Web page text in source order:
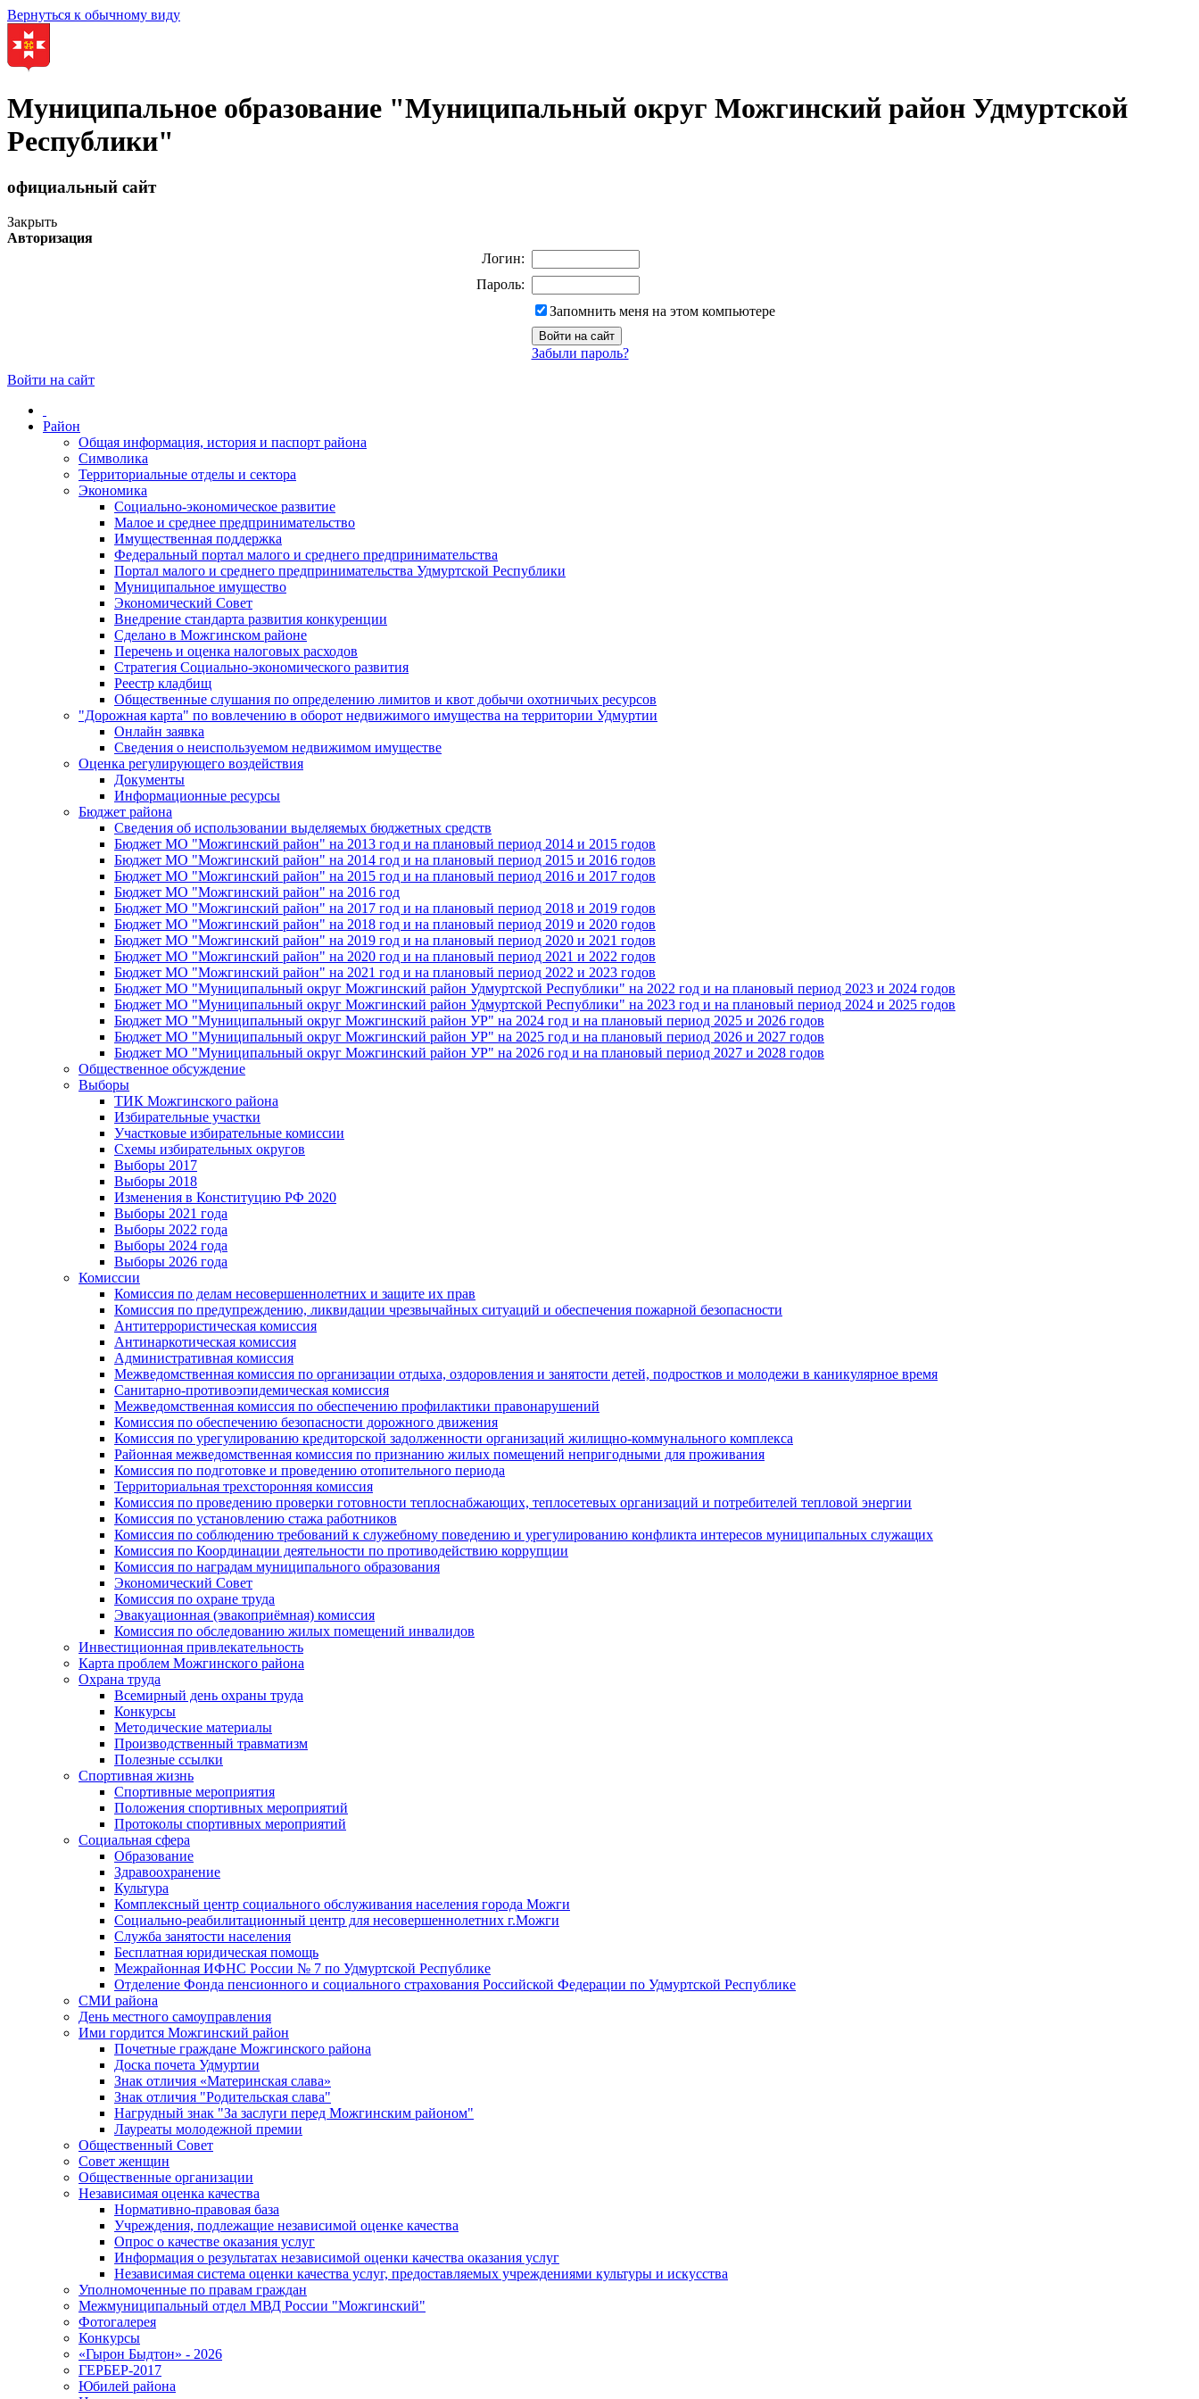
Вернуться к обычному виду
Муниципальное образование "Муниципальный округ Можгинский район Удмуртской
Республики"
официальный сайт
Закрыть
Авторизация
Логин:
Пароль:
Запомнить меня на этом компьютере
Забыли пароль?
Войти на сайт
Район
Общая информация, история и паспорт района
Символика
Территориальные отделы и сектора
Экономика
Социально-экономическое развитие
Малое и среднее предпринимательство
Имущественная поддержка
Федеральный портал малого и среднего предпринимательства
Портал малого и среднего предпринимательства Удмуртской Республики
Муниципальное имущество
Экономический Совет
Внедрение стандарта развития конкуренции
Сделано в Можгинском районе
Перечень и оценка налоговых расходов
Стратегия Социально-экономического развития
Реестр кладбищ
Общественные слушания по определению лимитов и квот добычи охотничьих ресурсов
"Дорожная карта" по вовлечению в оборот недвижимого имущества на территории Удмуртии
Онлайн заявка
Сведения о неиспользуемом недвижимом имуществе
Оценка регулирующего воздействия
Документы
Информационные ресурсы
Бюджет района
Сведения об использовании выделяемых бюджетных средств
Бюджет МО "Можгинский район" на 2013 год и на плановый период 2014 и 2015 годов
Бюджет МО "Можгинский район" на 2014 год и на плановый период 2015 и 2016 годов
Бюджет МО "Можгинский район" на 2015 год и на плановый период 2016 и 2017 годов
Бюджет МО "Можгинский район" на 2016 год
Бюджет МО "Можгинский район" на 2017 год и на плановый период 2018 и 2019 годов
Бюджет МО "Можгинский район" на 2018 год и на плановый период 2019 и 2020 годов
Бюджет МО "Можгинский район" на 2019 год и на плановый период 2020 и 2021 годов
Бюджет МО "Можгинский район" на 2020 год и на плановый период 2021 и 2022 годов
Бюджет МО "Можгинский район" на 2021 год и на плановый период 2022 и 2023 годов
Бюджет МО "Муниципальный округ Можгинский район Удмуртской Республики" на 2022 год и на плановый период 2023 и 2024 годов
Бюджет МО "Муниципальный округ Можгинский район Удмуртской Республики" на 2023 год и на плановый период 2024 и 2025 годов
Бюджет МО "Муниципальный округ Можгинский район УР" на 2024 год и на плановый период 2025 и 2026 годов
Бюджет МО "Муниципальный округ Можгинский район УР" на 2025 год и на плановый период 2026 и 2027 годов
Бюджет МО "Муниципальный округ Можгинский район УР" на 2026 год и на плановый период 2027 и 2028 годов
Общественное обсуждение
Выборы
ТИК Можгинского района
Избирательные участки
Участковые избирательные комиссии
Схемы избирательных округов
Выборы 2017
Выборы 2018
Изменения в Конституцию РФ 2020
Выборы 2021 года
Выборы 2022 года
Выборы 2024 года
Выборы 2026 года
Комиссии
Комиссия по делам несовершеннолетних и защите их прав
Комиссия по предупреждению, ликвидации чрезвычайных ситуаций и обеспечения пожарной безопасности
Антитеррористическая комиссия
Антинаркотическая комиссия
Административная комиссия
Межведомственная комиссия по организации отдыха, оздоровления и занятости детей, подростков и молодежи в каникулярное время
Санитарно-противоэпидемическая комиссия
Межведомственная комиссия по обеспечению профилактики правонарушений
Комиссия по обеспечению безопасности дорожного движения
Комиссия по урегулированию кредиторской задолженности организаций жилищно-коммунального комплекса
Районная межведомственная комиссия по признанию жилых помещений непригодными для проживания
Комиссия по подготовке и проведению отопительного периода
Территориальная трехсторонняя комиссия
Комиссия по проведению проверки готовности теплоснабжающих, теплосетевых организаций и потребителей тепловой энергии
Комиссия по установлению стажа работников
Комиссия по соблюдению требований к служебному поведению и урегулированию конфликта интересов муниципальных служащих
Комиссия по Координации деятельности по противодействию коррупции
Комиссия по наградам муниципального образования
Экономический Совет
Комиссия по охране труда
Эвакуационная (эвакоприёмная) комиссия
Комиссия по обследованию жилых помещений инвалидов
Инвестиционная привлекательность
Карта проблем Можгинского района
Охрана труда
Всемирный день охраны труда
Конкурсы
Методические материалы
Производственный травматизм
Полезные ссылки
Спортивная жизнь
Спортивные мероприятия
Положения спортивных мероприятий
Протоколы спортивных мероприятий
Социальная сфера
Образование
Здравоохранение
Культура
Комплексный центр социального обслуживания населения города Можги
Социально-реабилитационный центр для несовершеннолетних г.Можги
Служба занятости населения
Бесплатная юридическая помощь
Межрайонная ИФНС России № 7 по Удмуртской Республике
Отделение Фонда пенсионного и социального страхования Российской Федерации по Удмуртской Республике
СМИ района
День местного самоуправления
Ими гордится Можгинский район
Почетные граждане Можгинского района
Доска почета Удмуртии
Знак отличия «Материнская слава»
Знак отличия "Родительская слава"
Нагрудный знак "За заслуги перед Можгинским районом"
Лауреаты молодежной премии
Общественный Совет
Совет женщин
Общественные организации
Независимая оценка качества
Нормативно-правовая база
Учреждения, подлежащие независимой оценке качества
Опрос о качестве оказания услуг
Информация о результатах независимой оценки качества оказания услуг
Независимая система оценки качества услуг, предоставляемых учреждениями культуры и искусства
Уполномоченные по правам граждан
Межмуниципальный отдел МВД России "Можгинский"
Фотогалерея
Конкурсы
«Гырон Быдтон» - 2026
ГЕРБЕР-2017
Юбилей района